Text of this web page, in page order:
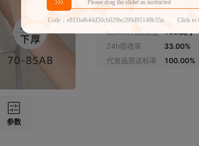
参数
≥3件￥20.5 官方仓退货
近30天代发数量 100以内
24h揽收率
33.00%
代发品质达标率
100.00%